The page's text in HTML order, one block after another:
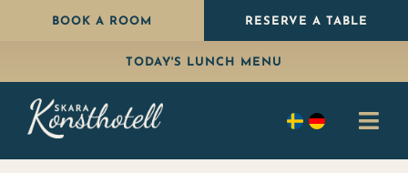
BOOK A ROOM RESERVE A TABLE
TODAY'S LUNCH MENU